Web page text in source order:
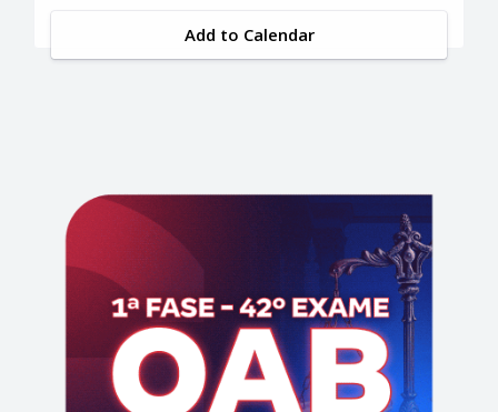
Add to Calendar